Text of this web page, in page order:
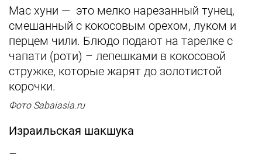
Мас хуни — это мелко нарезанный тунец,
смешанный с кокосовым орехом, луком и
перцем чили. Блюдо подают на тарелке с
чапати (роти) – лепешками в кокосовой
стружке, которые жарят до золотистой
корочки.
Фото Sabaiasia.ru
Израильская шакшука